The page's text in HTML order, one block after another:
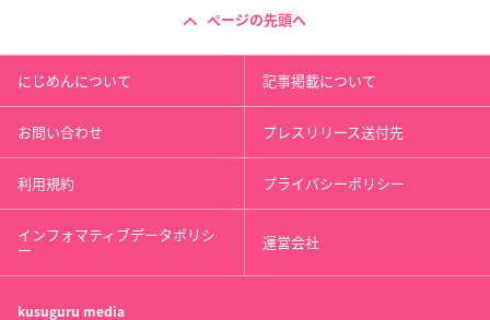
ページの先頭へ
にじめんについて 記事掲載について
お問い合わせ プレスリリース送付先
利用規約 プライバシーポリシー
インフォマティブデータポリシ
ー 運営会社
kusuguru media